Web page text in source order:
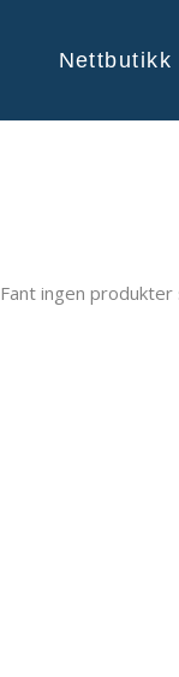
Nettbutikk
Fant ingen